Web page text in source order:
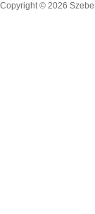
Copyright © 2026